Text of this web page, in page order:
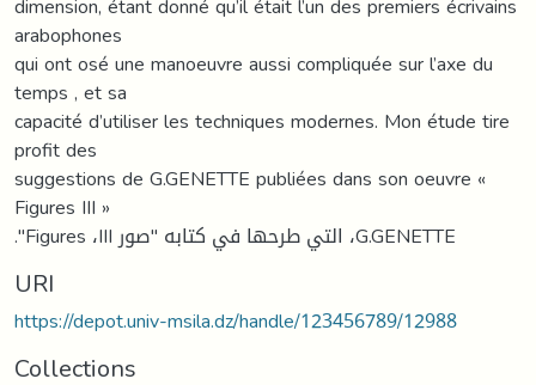
arabophones
qui ont osé une manoeuvre aussi compliquée sur l’axe du
temps , et sa
capacité d’utiliser les techniques modernes. Mon étude tire
profit des
suggestions de G.GENETTE publiées dans son oeuvre «
Figures III »
."Figures ،III التي طرحها في كتابه "صور ،G.GENETTE
URI
https://depot.univ-msila.dz/handle/123456789/12988
Collections